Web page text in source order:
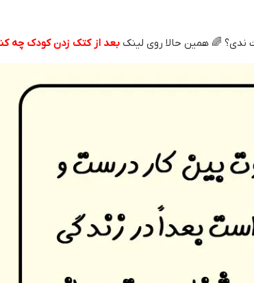
🌈 همین حالا روی لینک بعد از کتک زدن کودک چه